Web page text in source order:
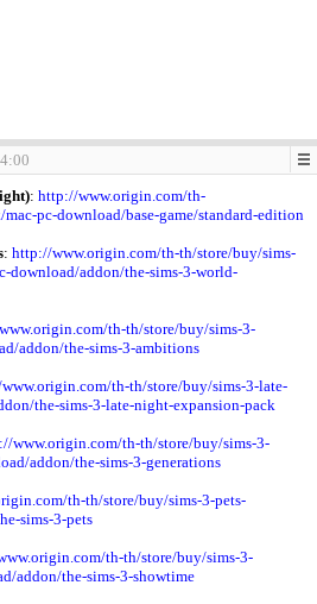
: http://www.origin.com/th-
pc-download/base-game/standard-edition
: http://www.origin.com/th-th/store/buy/sims-
download/addon/the-sims-3-world-
th-th/store/buy/sims-3-
addon/the-sims-3-ambitions
th-th/store/buy/sims-3-late-
the-sims-3-late-night-expansion-pack
www.origin.com/th-th/store/buy/sims-3-
addon/the-sims-3-generations
th-th/store/buy/sims-3-pets-
sims-3-pets
th-th/store/buy/sims-3-
addon/the-sims-3-showtime